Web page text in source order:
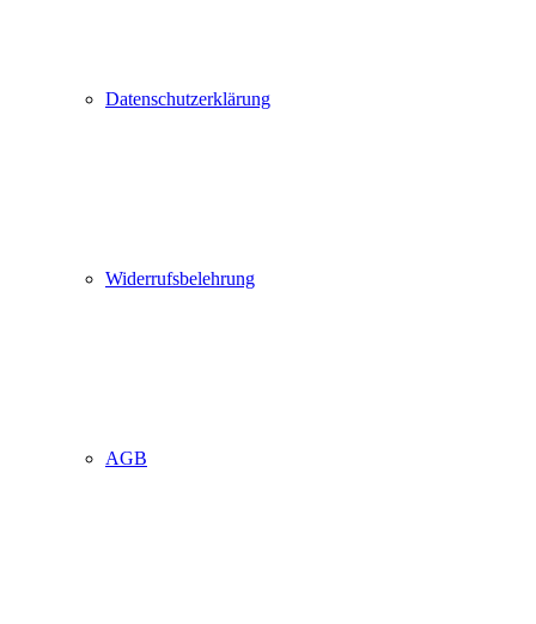
Datenschutzerklärung
Widerrufsbelehrung
AGB